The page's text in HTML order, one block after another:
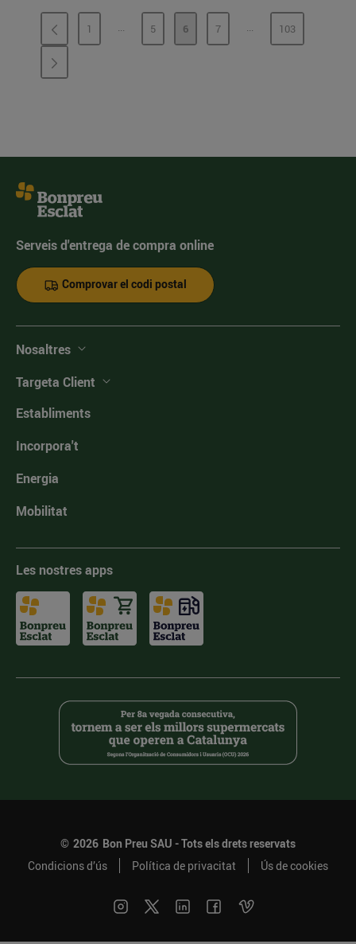
PÀGINA
1 ...PÀGINES INTERMÈDIES
PÀGINA
5 PÀGINA
6 PÀGINA
7 ...PÀGINESPÀGINA
103
Serveis d'entrega de compra online
Comprovar el codi postal
Nosaltres
Targeta Client
Establiments
Incorpora't
Energia
Mobilitat
Les nostres apps
© 2026 Bon Preu SAU - Tots els drets reservats
Condicions d’ús
Política de privacitat Ús de cookies